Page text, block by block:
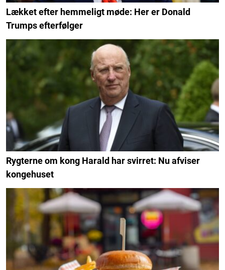
Lækket efter hemmeligt møde: Her er Donald
Trumps efterfølger
Rygterne om kong Harald har svirret: Nu afviser
kongehuset